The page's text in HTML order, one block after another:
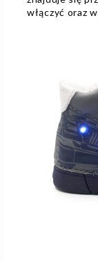
włączyć oraz